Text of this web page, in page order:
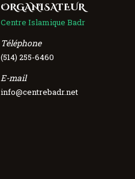
ORGANISATEUR
Centre Islamique Badr
Téléphone
(514) 255-6460
E-mail
info@centrebadr.net